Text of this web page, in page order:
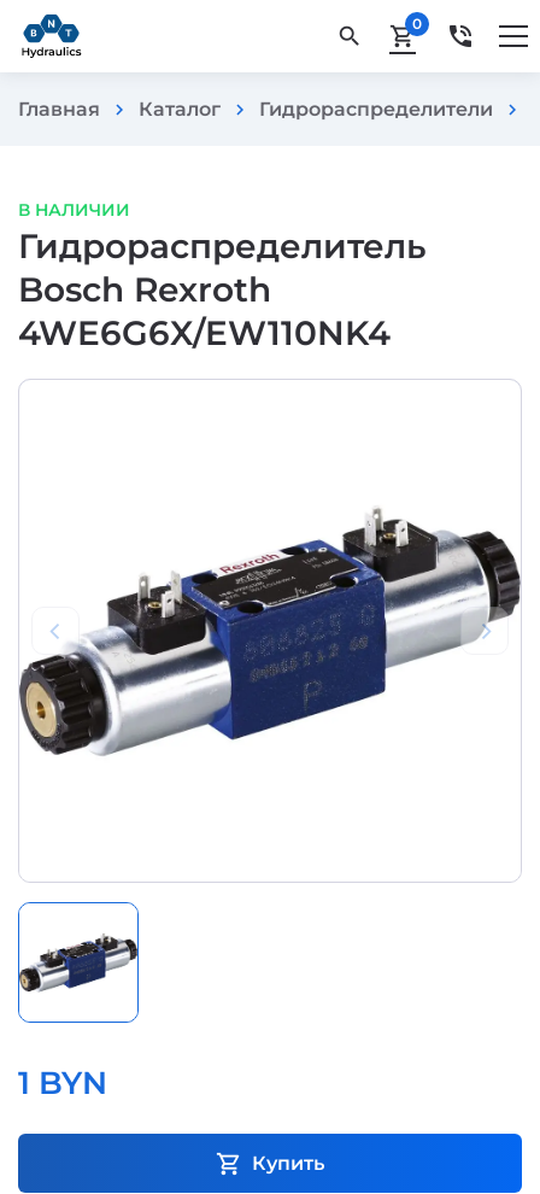
search shopping_cart0 phone_in_talk
Главная chevron_right Каталог chevron_right Гидрораспределители chevron_right
В НАЛИЧИИ
Гидрораспределитель
Bosch Rexroth
4WE6G6X/EW110NK4
1 BYN
shopping_cart Купить